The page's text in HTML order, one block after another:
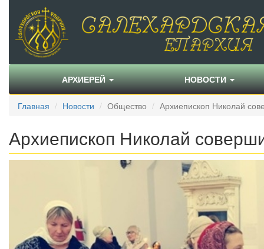
АРХИЕРЕЙ НОВОСТИ
Главная Новости Общество Архиепископ Николай
Архиепископ Николай